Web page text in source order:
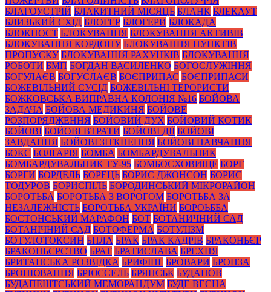
БЛАГОУСТРІЙ БЛАКИТНИЙ МІСЯЦЬ БЛАНК БЛЕКАУТ
БЛИЗЬКИЙ СХІД БЛОГЕР БЛОГЕРИ БЛОКАДА
БЛОКПОСТ БЛОКУВАННЯ БЛОКУВАННЯ АКТИВІВ
БЛОКУВАННЯ КОРДОНУ БЛОКУВАННЯ ПУНКТІВ
ПРОПУСКУ БЛОКУВАННЯ РАХУНКІВ БЛОКУВАННЯ
РОБОТИ БМП БОГДАН ВАСИЛЕНКО БОГОСЛУЖІННЯ
БОГУЛАЄВ БОГУСЛАЄВ БОЄПРИПАС БОЄПРИПАСИ
БОЖЕВІЛЬНИЙ СУСІД БОЖЕВІЛЬНІ ТЕРОРИСТИ
БОЖКОВСЬКА ВИПРАВНА КОЛОНІЯ №16 БОЙОВА
ЗАДАЧА БОЙОВА МЕДИКИНЯ БОЙОВЕ
РОЗПОРЯДЖЕННЯ БОЙОВИЙ ДУХ БОЙОВИЙ КОТИК
БОЙОВІ БОЙОВІ ВТРАТИ БОЙОВІ ДІЇ БОЙОВІ
ЗАВДАННЯ БОЙОВІ ЗІТКНЕННЯ БОЙОВІ НАВЧАННЯ
БОКС БОЛГАРІЯ БОМБА БОМБАРДУВАЛЬНИК
БОМБАРДУВАЛЬНИК ТУ-95 БОМБОСХОВИЩЕ БОРГ
БОРГИ БОРДЕЛЬ БОРЕЦЬ БОРИС ДЖОНСОН БОРИС
ТОДУРОВ БОРИСПІЛЬ БОРОДИНСЬКИЙ МІКРОРАЙОН
БОРОТЬБА БОРОТЬБА З ВОРОГОМ БОРОТЬБА ЗА
НЕЗАЛЕЖНІСТЬ БОРОТЬБА УКРАЇНИ БОРОЬББА
БОСТОНСЬКИЙ МАРАФОН БОТ БОТАНИЧНИЙ САД
БОТАНІЧНИЙ САД БОТОФЕРМА БОТУЛІЗМ
БОТУЛОТОКСИН БПЛА БРАК БРАК КАДРІВ БРАКОНЬЄР
БРАКОНЬЄРСТВО БРАТ БРАТИСЛАВА БРЕХНЯ
БРИТАНСЬКА РОЗВІДКА БРИФІНГ БРОВАРИ БРОНЗА
БРОНЮВАННЯ БРЮССЕЛЬ БРЯНСЬК БУДАНОВ
БУДАПЕШТСЬКИЙ МЕМОРАНДУМ БУДЕ ВЕСНА